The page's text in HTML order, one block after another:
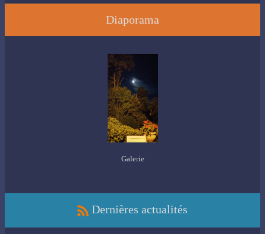
Diaporama
Galerie
Dernières actualités